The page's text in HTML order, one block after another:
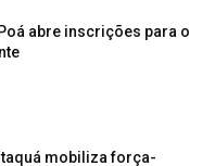
abre inscrições para o
mobiliza força-